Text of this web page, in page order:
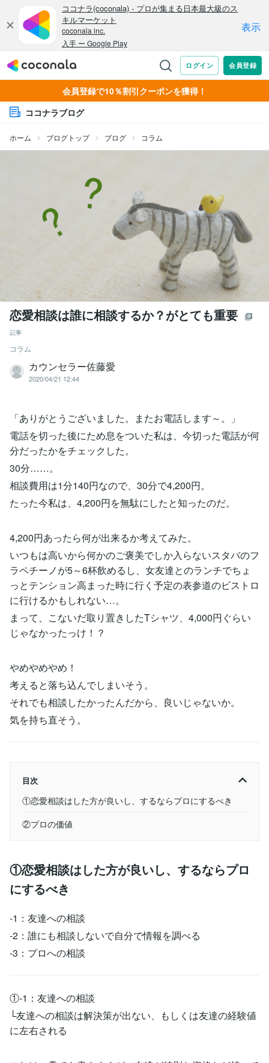
会員登録で10％割引クーポンを獲得！
ココナラブログ
ホーム ブログトップ ブログ コラム
恋愛相談は誰に相談するか？がとても重要
記事
コラム
カウンセラー佐藤愛
2020/04/21 12:44
「ありがとうございました。またお電話します～。」
電話を切った後にため息をついた私は、今切った電話が何
分だったかをチェックした。
30分……。
相談費用は1分140円なので、30分で4,200円。
たった今私は、4,200円を無駄にしたと知ったのだ。
4,200円あったら何が出来るか考えてみた。
いつもは高いから何かのご褒美でしか入らないスタバのフ
ラペチーノが5～6杯飲めるし、女友達とのランチでちょ
っとテンション高まった時に行く予定の表参道のビストロ
に行けるかもしれない…。
まって、こないだ取り置きしたTシャツ、4,000円ぐらい
じゃなかったっけ！？
やめやめやめ！
考えると落ち込んでしまいそう。
それでも相談したかったんだから、良いじゃないか。
気を持ち直そう。
目次
①恋愛相談はした方が良いし、するならプロにするべき
②プロの価値
①恋愛相談はした方が良いし、するならプロ
にするべき
-1：友達への相談
-2：誰にも相談しないで自分で情報を調べる
-3：プロへの相談
①-1：友達への相談
└友達への相談は解決策が出ない、もしくは友達の経験値
に左右される